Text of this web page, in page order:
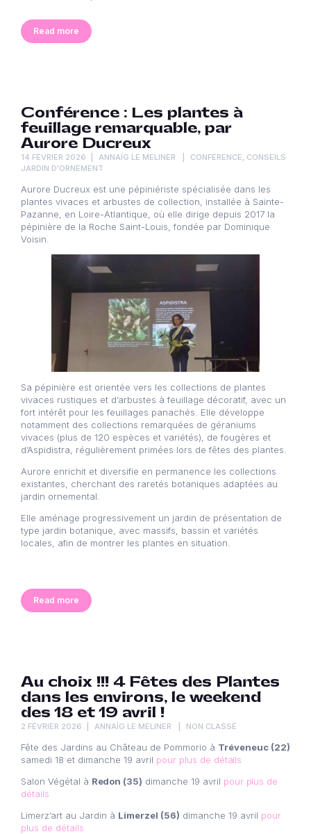
Read more
Conférence : Les plantes à
feuillage remarquable, par
Aurore Ducreux
14 FÉVRIER 2026 ANNAÏG LE MELINER CONFÉRENCE CONSEILS
JARDIN D'ORNEMENT
Aurore Ducreux est une pépiniériste spécialisée dans les
plantes vivaces et arbustes de collection, installée à Sainte-
Pazanne, en Loire-Atlantique, où elle dirige depuis 2017 la
pépinière de la Roche Saint-Louis, fondée par Dominique
Voisin.
Sa pépinière est orientée vers les collections de plantes
vivaces rustiques et d’arbustes à feuillage décoratif, avec un
fort intérêt pour les feuillages panachés. Elle développe
notamment des collections remarquées de géraniums
vivaces (plus de 120 espèces et variétés), de fougères et
d’Aspidistra, régulièrement primées lors de fêtes des plantes.
Aurore enrichit et diversifie en permanence les collections
existantes, cherchant des raretés botaniques adaptées au
jardin ornemental.
Elle aménage progressivement un jardin de présentation de
type jardin botanique, avec massifs, bassin et variétés
locales, afin de montrer les plantes en situation.
Read more
Au choix !!! 4 Fêtes des Plantes
dans les environs, le weekend
des 18 et 19 avril !
2 FÉVRIER 2026 ANNAÏG LE MELINER NON CLASSÉ
Fête des Jardins au Château de Pommorio à Tréveneuc (22)
samedi 18 et dimanche 19 avril pour plus de détails
Salon Végétal à Redon (35) dimanche 19 avril pour plus de
détails
Limerz’art au Jardin à Limerzel (56) dimanche 19 avril pour
plus de détails